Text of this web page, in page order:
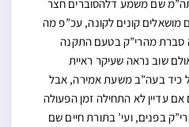
שם משמע דלהסוברים חצר
מושאלים קונים לקונה, עכ”פ מה
סברת מהרי”ק בטעם התקנה
שוב נראה שעיקר ראיית
כיד בעה”ב משעת אמירה, אבל
עדיין לא התחילה זמן הפעולה
בפנים, ועי’ בתורת חיים שם